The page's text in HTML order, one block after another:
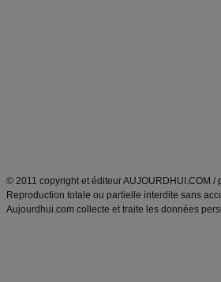
© 2011 copyright et éditeur AUJOURDHUI.COM /
Reproduction totale ou partielle interdite sans
Aujourdhui.com collecte et traite les données